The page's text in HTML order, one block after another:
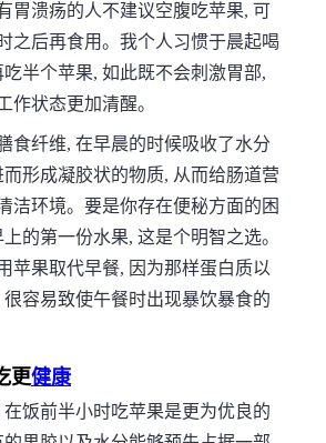
胃溃疡的人不建议空腹吃苹果, 可
之后再食用。我个人习惯于晨起喝
半个苹果, 如此既不会刺激胃部,
作状态更加清醒。
食纤维, 在早晨的时候吸收了水分
形成凝胶状的物质, 从而给肠道营
洁环境。要是你存在便秘方面的困
的第一份水果, 这是个明智之选。
苹果取代早餐, 因为那样蛋白质以
容易致使午餐时出现暴饮暴食的
更健康
饭前半小时吃苹果是更为优良的